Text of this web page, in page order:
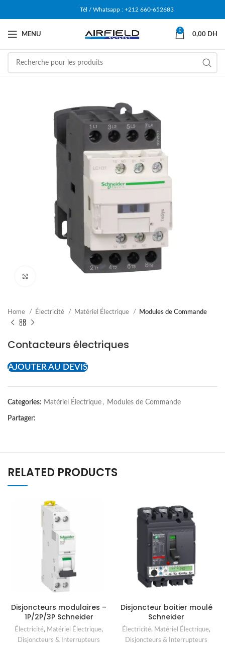
Tél / Whatsapp : +212 660-652683
MENU
0
0,00 DH
Cliquez pour agrandir
Home Électricité Matériel Électrique Modules de Commande
Contacteurs électriques
AJOUTER AU DEVIS
Categories: Matériel Électrique , Modules de Commande
Partager:
RELATED PRODUCTS
Disjoncteurs modulaires –
1P/2P/3P Schneider
Électricité, Matériel Électrique,
Disjoncteurs & Interrupteurs
Disjoncteur boitier moulé
Schneider
Électricité, Matériel Électrique,
Disjoncteurs & Interrupteurs